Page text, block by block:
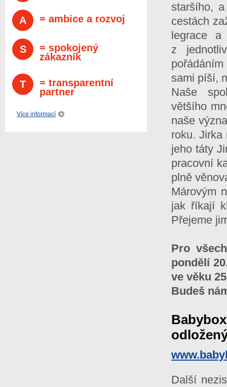
staršího,
cestách
legrace
z
sami píší,
Naše
většího
naše
roku. Jirka
jeho táty
pracovní
plně
Márovým
jak říkají
Přejeme
Pro
pondělí
ve věku
Budeš
Další
A = ambice a rozvoj
S
= spokojený
zákazník
T
= transparentní
partner
Více informací